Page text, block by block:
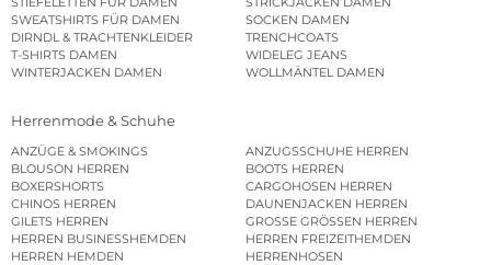
SWEATSHIRTS FÜR DAMEN
SOCKEN DAMEN
DIRNDL & TRACHTENKLEIDER
TRENCHCOATS
T-SHIRTS DAMEN
WIDELEG JEANS
WINTERJACKEN DAMEN
WOLLMÄNTEL DAMEN
Herrenmode & Schuhe
ANZÜGE & SMOKINGS
ANZUGSSCHUHE HERREN
BLOUSON HERREN
BOOTS HERREN
BOXERSHORTS
CARGOHOSEN HERREN
CHINOS HERREN
DAUNENJACKEN HERREN
GILETS HERREN
GROSSE GRÖSSEN HERREN
HERREN BUSINESSHEMDEN
HERREN FREIZEITHEMDEN
HERREN HEMDEN
HERRENHOSEN